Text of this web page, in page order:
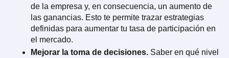
de la empresa y, en consecuencia, un aumento de
las ganancias. Esto te permite trazar estrategias
definidas para aumentar tu tasa de participación en
el mercado.
Mejorar la toma de decisiones. Saber en qué nivel